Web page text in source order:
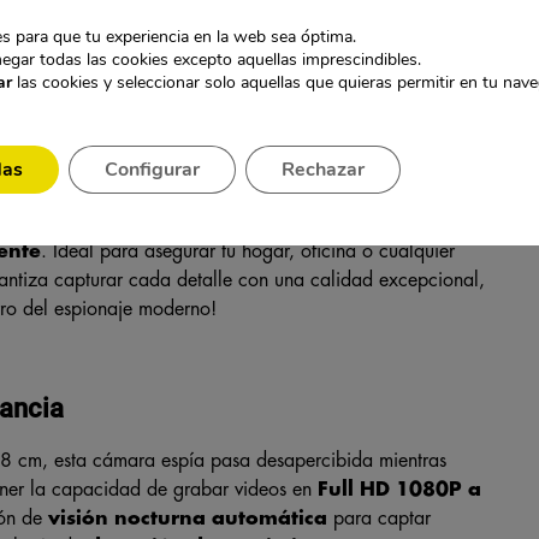
HD 1080P: TU
– ¡Protege lo que Más Te Importa!
. Ideal para asegurar tu hogar, oficina o cualquier
capturar cada detalle con una calidad excepcional,
del espionaje moderno!
esta cámara espía pasa desapercibida mientras
la capacidad de grabar videos en Full HD 1080P a
devisión nocturna automática para captar
para que tu experiencia en la web sea óptima.
todas las cookies excepto aquellas imprescindibles.
las cookies y seleccionar solo aquellas que quieras permitir en tu
Rechazar
Configurar